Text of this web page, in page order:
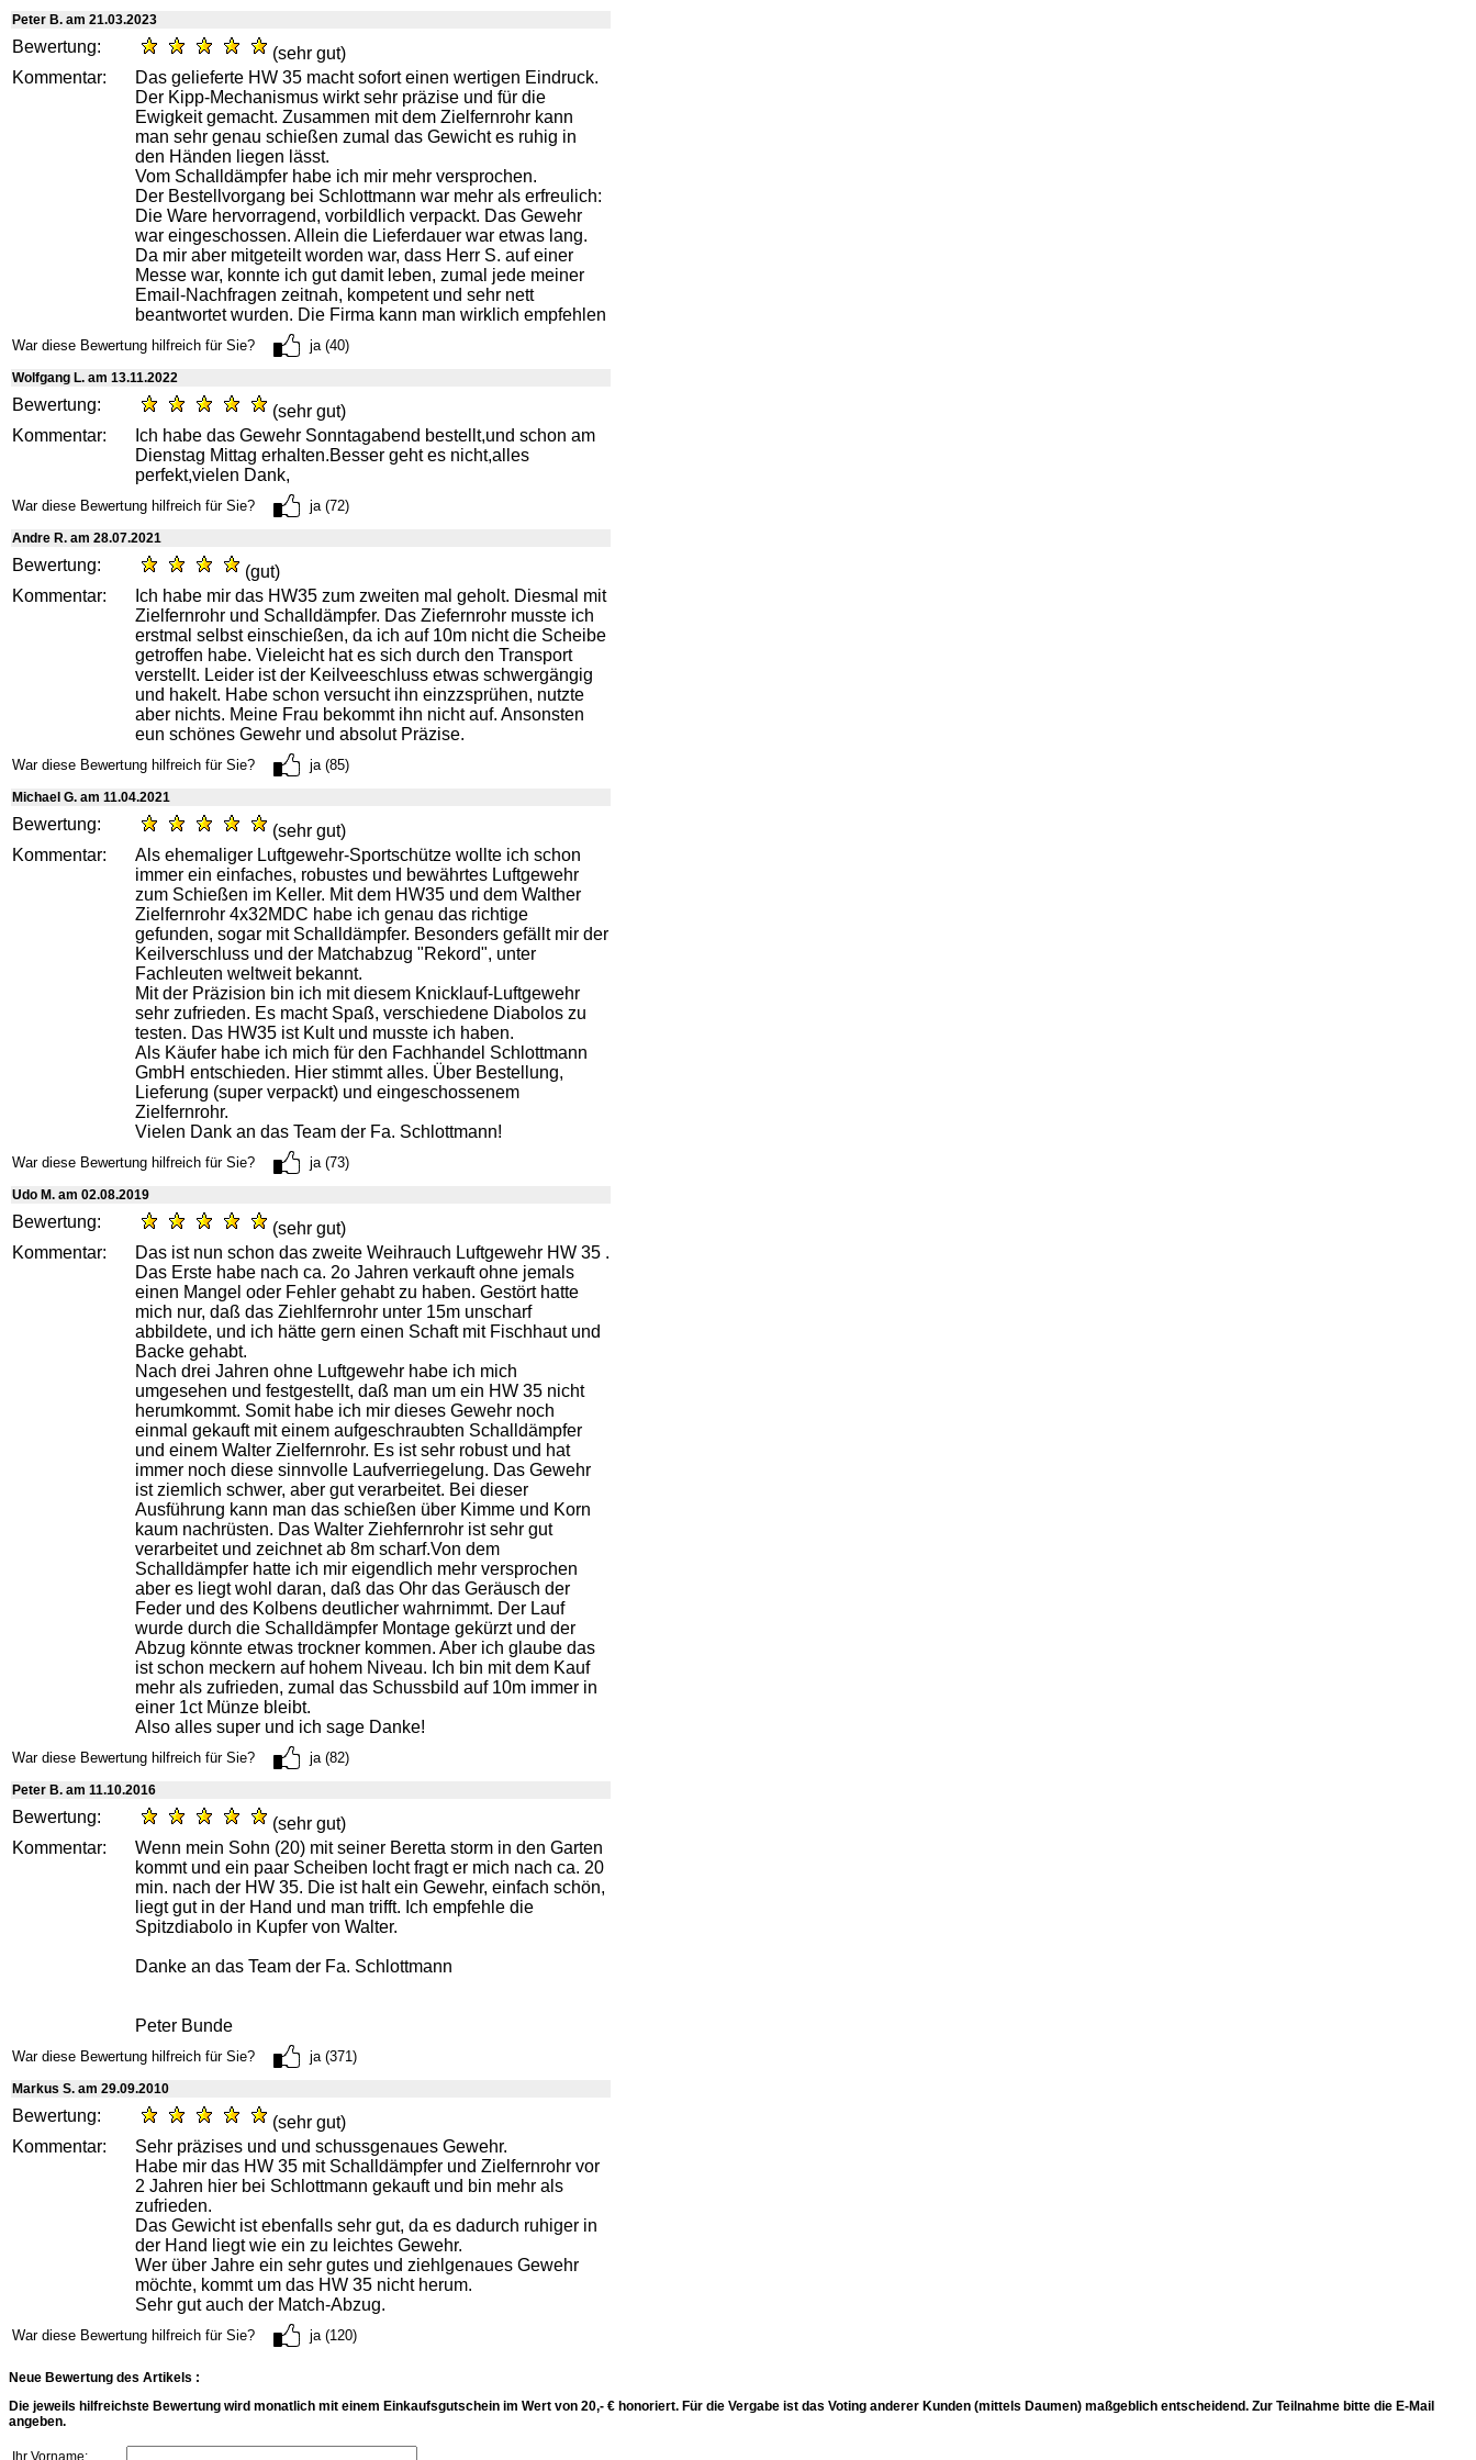
Peter B. am 21.03.2023
Bewertung:
(sehr gut)
Kommentar:
Das gelieferte HW 35 macht sofort einen wertigen Eindruck.
Der Kipp-Mechanismus wirkt sehr präzise und für die
Ewigkeit gemacht. Zusammen mit dem Zielfernrohr kann
man sehr genau schießen zumal das Gewicht es ruhig in
den Händen liegen lässt.
Vom Schalldämpfer habe ich mir mehr versprochen.
Der Bestellvorgang bei Schlottmann war mehr als erfreulich:
Die Ware hervorragend, vorbildlich verpackt. Das Gewehr
war eingeschossen. Allein die Lieferdauer war etwas lang.
Da mir aber mitgeteilt worden war, dass Herr S. auf einer
Messe war, konnte ich gut damit leben, zumal jede meiner
Email-Nachfragen zeitnah, kompetent und sehr nett
beantwortet wurden. Die Firma kann man wirklich empfehlen
War diese Bewertung hilfreich für Sie? ja (40)
Wolfgang L. am 13.11.2022
Bewertung:
(sehr gut)
Kommentar:
Ich habe das Gewehr Sonntagabend bestellt,und schon am
Dienstag Mittag erhalten.Besser geht es nicht,alles
perfekt,vielen Dank,
War diese Bewertung hilfreich für Sie? ja (72)
Andre R. am 28.07.2021
Bewertung:
(gut)
Kommentar:
Ich habe mir das HW35 zum zweiten mal geholt. Diesmal mit
Zielfernrohr und Schalldämpfer. Das Ziefernrohr musste ich
erstmal selbst einschießen, da ich auf 10m nicht die Scheibe
getroffen habe. Vieleicht hat es sich durch den Transport
verstellt. Leider ist der Keilveeschluss etwas schwergängig
und hakelt. Habe schon versucht ihn einzzsprühen, nutzte
aber nichts. Meine Frau bekommt ihn nicht auf. Ansonsten
eun schönes Gewehr und absolut Präzise.
War diese Bewertung hilfreich für Sie? ja (85)
Michael G. am 11.04.2021
Bewertung:
(sehr gut)
Kommentar:
Als ehemaliger Luftgewehr-Sportschütze wollte ich schon
immer ein einfaches, robustes und bewährtes Luftgewehr
zum Schießen im Keller. Mit dem HW35 und dem Walther
Zielfernrohr 4x32MDC habe ich genau das richtige
gefunden, sogar mit Schalldämpfer. Besonders gefällt mir der
Keilverschluss und der Matchabzug "Rekord", unter
Fachleuten weltweit bekannt.
Mit der Präzision bin ich mit diesem Knicklauf-Luftgewehr
sehr zufrieden. Es macht Spaß, verschiedene Diabolos zu
testen. Das HW35 ist Kult und musste ich haben.
Als Käufer habe ich mich für den Fachhandel Schlottmann
GmbH entschieden. Hier stimmt alles. Über Bestellung,
Lieferung (super verpackt) und eingeschossenem
Zielfernrohr.
Vielen Dank an das Team der Fa. Schlottmann!
War diese Bewertung hilfreich für Sie? ja (73)
Udo M. am 02.08.2019
Bewertung:
(sehr gut)
Kommentar:
Das ist nun schon das zweite Weihrauch Luftgewehr HW 35 .
Das Erste habe nach ca. 2o Jahren verkauft ohne jemals
einen Mangel oder Fehler gehabt zu haben. Gestört hatte
mich nur, daß das Ziehlfernrohr unter 15m unscharf
abbildete, und ich hätte gern einen Schaft mit Fischhaut und
Backe gehabt.
Nach drei Jahren ohne Luftgewehr habe ich mich
umgesehen und festgestellt, daß man um ein HW 35 nicht
herumkommt. Somit habe ich mir dieses Gewehr noch
einmal gekauft mit einem aufgeschraubten Schalldämpfer
und einem Walter Zielfernrohr. Es ist sehr robust und hat
immer noch diese sinnvolle Laufverriegelung. Das Gewehr
ist ziemlich schwer, aber gut verarbeitet. Bei dieser
Ausführung kann man das schießen über Kimme und Korn
kaum nachrüsten. Das Walter Ziehfernrohr ist sehr gut
verarbeitet und zeichnet ab 8m scharf.Von dem
Schalldämpfer hatte ich mir eigendlich mehr versprochen
aber es liegt wohl daran, daß das Ohr das Geräusch der
Feder und des Kolbens deutlicher wahrnimmt. Der Lauf
wurde durch die Schalldämpfer Montage gekürzt und der
Abzug könnte etwas trockner kommen. Aber ich glaube das
ist schon meckern auf hohem Niveau. Ich bin mit dem Kauf
mehr als zufrieden, zumal das Schussbild auf 10m immer in
einer 1ct Münze bleibt.
Also alles super und ich sage Danke!
War diese Bewertung hilfreich für Sie? ja (82)
Peter B. am 11.10.2016
Bewertung:
(sehr gut)
Kommentar:
Wenn mein Sohn (20) mit seiner Beretta storm in den Garten
kommt und ein paar Scheiben locht fragt er mich nach ca. 20
min. nach der HW 35. Die ist halt ein Gewehr, einfach schön,
liegt gut in der Hand und man trifft. Ich empfehle die
Spitzdiabolo in Kupfer von Walter.
Danke an das Team der Fa. Schlottmann
Peter Bunde
War diese Bewertung hilfreich für Sie? ja (371)
Markus S. am 29.09.2010
Bewertung:
(sehr gut)
Kommentar:
Sehr präzises und und schussgenaues Gewehr.
Habe mir das HW 35 mit Schalldämpfer und Zielfernrohr vor
2 Jahren hier bei Schlottmann gekauft und bin mehr als
zufrieden.
Das Gewicht ist ebenfalls sehr gut, da es dadurch ruhiger in
der Hand liegt wie ein zu leichtes Gewehr.
Wer über Jahre ein sehr gutes und ziehlgenaues Gewehr
möchte, kommt um das HW 35 nicht herum.
Sehr gut auch der Match-Abzug.
War diese Bewertung hilfreich für Sie? ja (120)
Neue Bewertung des Artikels :
Die jeweils hilfreichste Bewertung wird monatlich mit einem Einkaufsgutschein im Wert von 20,- € honoriert. Für die Vergabe ist das Voting anderer Kunden (mittels Daumen) maßgeblich entscheidend. Zur Teilnahme bitte die E-Mail
angeben.
Ihr Vorname: